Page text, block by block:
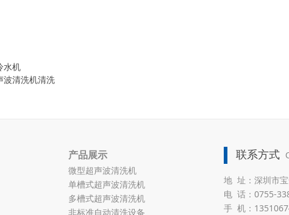
水机
波清洗机清洗
产品展示
微型超声波清洗机
单槽式超声波清洗机
多槽式超声波清洗机
非标准自动清洗设备
联系方式
地 址：深圳市
电 话：0755-
手 机：